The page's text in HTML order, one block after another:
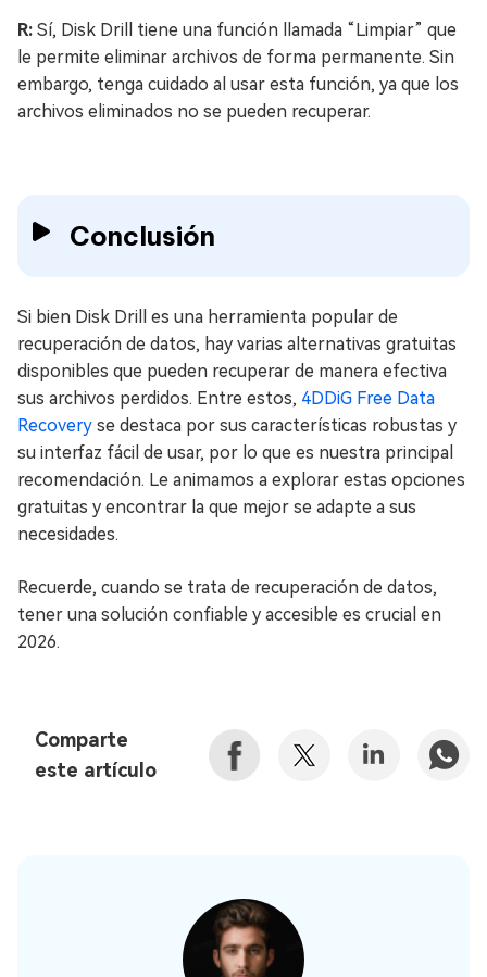
R: Sí, Disk Drill tiene una función llamada “Limpiar” que
le permite eliminar archivos de forma permanente. Sin
embargo, tenga cuidado al usar esta función, ya que los
archivos eliminados no se pueden recuperar.
Conclusión
Si bien Disk Drill es una herramienta popular de
recuperación de datos, hay varias alternativas gratuitas
disponibles que pueden recuperar de manera efectiva
sus archivos perdidos. Entre estos, 4DDiG Free Data
Recovery se destaca por sus características robustas y
su interfaz fácil de usar, por lo que es nuestra principal
recomendación. Le animamos a explorar estas opciones
gratuitas y encontrar la que mejor se adapte a sus
necesidades.
Recuerde, cuando se trata de recuperación de datos,
tener una solución confiable y accesible es crucial en
2026.
Comparte
este artículo